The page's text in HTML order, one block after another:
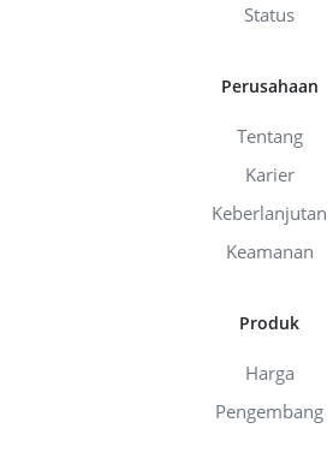
Status
Perusahaan
Tentang
Karier
Keberlanjutan
Keamanan
Produk
Harga
Pengembang